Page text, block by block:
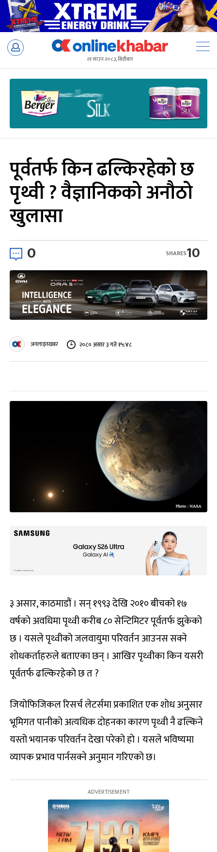
Skip
२१ साउन २०८३, बिहीबार
पूर्वतर्फ किन ढल्किरहेको छ
पृथ्वी ? वैज्ञानिकको अनौठो
खुलासा
0 10
SHARES
अनलाइनखबर २०८० असार ३ गते १५:४८
३ असार, काठमाडौं । सन् १९९३ देखि २०१० बीचको १७
वर्षको अवधिमा पृथ्वी करीब ८० सेन्टिमिटर पूर्वतर्फ झुकेको
छ । यसले पृथ्वीको जलवायुमा परिवर्तन आउनस सक्ने
शोधकर्ताहरुले बताएका छन् । आखिर पृथ्वीका किन यसरी
पूर्वतर्फ ढल्किरहेको छ त ?
जियोफिजिकल रिसर्च लेटर्समा प्रकाशित एक शोध अनुसार
भूमिगत पानीको अत्यधिक दोहनका कारण पृथ्वी नै ढल्किने
यस्तो भयानक परिवर्तन देखा परेको हो । यसले भविष्यमा
व्यापक प्रभाव पार्नसक्ने अनुमान गरिएको छ।